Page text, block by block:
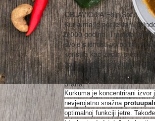
OBJAVIO/LA:Edin Sofić
Kurkuma je porijeklom iz
5.000 godina.
svoje sličnosti po boji tom
koristila kao začin, sredstvo
gorko-slatka, s blagim
kurkuma je poznata kao
praha
Kurkuma je koncentrirani
nevjerojatno snažna
optimalnoj funkciji jetre.